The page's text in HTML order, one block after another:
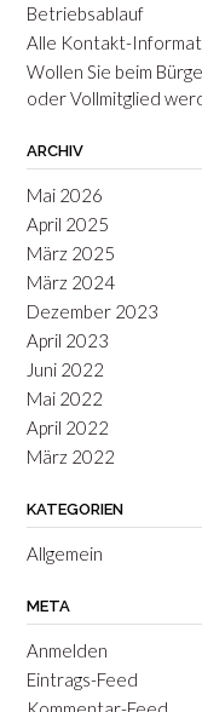
Betriebsablauf
Alle Kontakt-
Wollen Sie beim
oder Vollmitglied
ARCHIV
Mai 2026
April 2025
März 2025
März 2024
Dezember 2023
April 2023
Juni 2022
Mai 2022
April 2022
März 2022
KATEGORIEN
Allgemein
META
Anmelden
Eintrags-Feed